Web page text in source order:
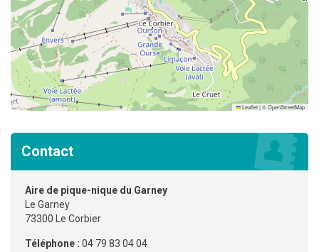
Leaflet|©OpenStreetMap
Contact
Aire de pique-nique du Garney
Le Garney
73300 Le Corbier
Téléphone : 04 79 83 04 04